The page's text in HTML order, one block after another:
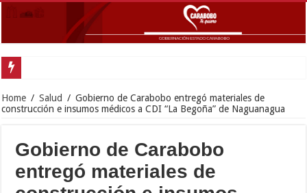
Home / Salud / Gobierno de Carabobo entregó materiales de
construcción e insumos médicos a CDI “La Begoña” de Naguanagua
Gobierno de Carabobo
entregó materiales de